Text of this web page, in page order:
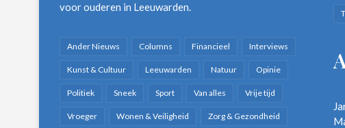
voor ouderen in Leeuwarden.
Ander Nieuws Columns Financieel Interviews
Kunst & Cultuur Leeuwarden Natuur Opinie
Politiek Sneek Sport Van alles Vrije tijd
Vroeger Wonen & Veiligheid Zorg & Gezondheid